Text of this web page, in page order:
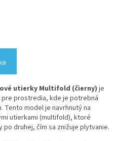
utierky Multifold (čierny) je
prostredia, kde je potrebná
Tento model je navrhnutý na
utierkami (multifold), ktoré
druhej, čím sa znižuje plytvanie.